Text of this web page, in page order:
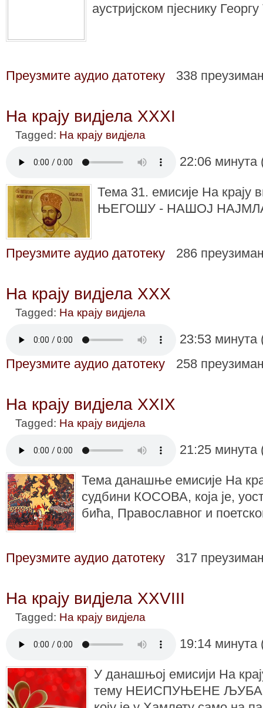
аустријском пјеснику
Преузмите аудио датотеку 338
На крају видјела XXXI
Tagged: На крају видјела
22:06
Тема 31. емисије На крају
ЊЕГОШУ - НАШОЈ
Преузмите аудио датотеку 286
На крају видјела XXX
Tagged: На крају видјела
23:53
Преузмите аудио датотеку
258
На крају видјела XXIX
Tagged: На крају видјела
21:25
Тема данашње емисије На
судбини КОСОВА, која је,
бића, Православног и
Преузмите аудио датотеку 317
На крају видјела XXVIII
Tagged: На крају видјела
19:14
У данашњој емисији На
тему НЕИСПУЊЕНЕ